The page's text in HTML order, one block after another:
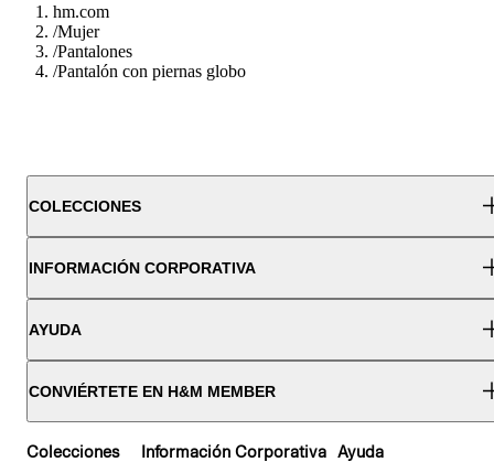
hm.com
/Mujer
/Pantalones
/Pantalón con piernas globo
COLECCIONES
INFORMACIÓN CORPORATIVA
AYUDA
CONVIÉRTETE EN H&M MEMBER
Colecciones Información Corporativa Ayuda